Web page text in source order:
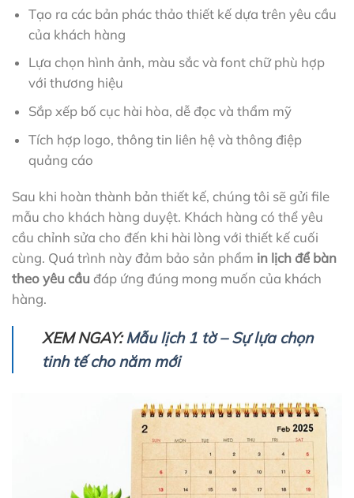
Tạo ra các bản phác thảo thiết kế dựa trên yêu cầu
của khách hàng
Lựa chọn hình ảnh, màu sắc và font chữ phù hợp
với thương hiệu
Sắp xếp bố cục hài hòa, dễ đọc và thẩm mỹ
Tích hợp logo, thông tin liên hệ và thông điệp
quảng cáo
Sau khi hoàn thành bản thiết kế, chúng tôi sẽ gửi file
mẫu cho khách hàng duyệt. Khách hàng có thể yêu
cầu chỉnh sửa cho đến khi hài lòng với thiết kế cuối
cùng. Quá trình này đảm bảo sản phẩm in lịch để bàn
theo yêu cầu đáp ứng đúng mong muốn của khách
hàng.
XEM NGAY:Mẫu lịch 1 tờ – Sự lựa chọn
tinh tế cho năm mới